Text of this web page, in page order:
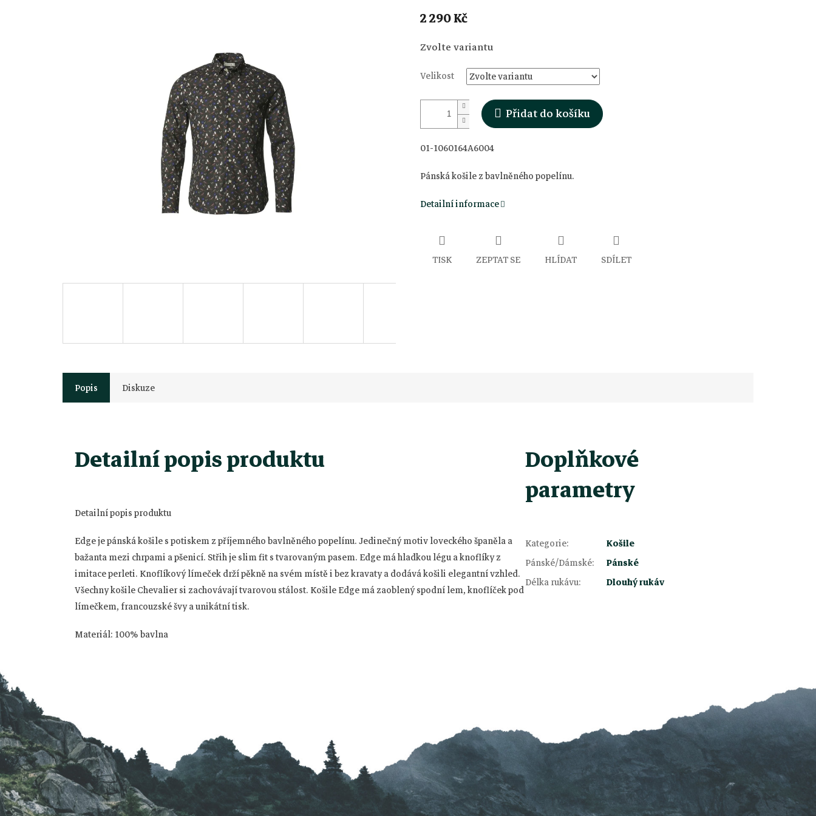
2 290 Kč
Měrná
cena:
Zvolte variantu
Velikost
Přidat do košíku
01-1060164A6004
Pánská košile z bavlněného popelínu.
Detailní informace
TISK ZEPTAT SE HLÍDAT SDÍLET
Popis Diskuze
Detailní popis produktu
Detailní popis produktu
Edge je pánská košile s potiskem z příjemného bavlněného popelínu. Jedinečný motiv loveckého španěla a
bažanta mezi chrpami a pšenicí. Střih je slim fit s tvarovaným pasem. Edge má hladkou légu a knoflíky z
imitace perleti. Knoflíkový límeček drží pěkně na svém místě i bez kravaty a dodává košili elegantní vzhled.
Všechny košile Chevalier si zachovávají tvarovou stálost. Košile Edge má zaoblený spodní lem, knoflíček pod
límečkem, francouzské švy a unikátní tisk.
Materiál: 100% bavlna
Doplňkové
parametry
Kategorie:
Košile
Pánské/Dámské:
Pánské
Délka rukávu: Dlouhý rukáv
p
a
t
í